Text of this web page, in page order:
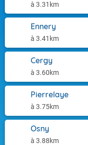
à 3.31km
Ennery
à 3.41km
Cergy
à 3.60km
Pierrelaye
à 3.75km
Osny
à 3.88km